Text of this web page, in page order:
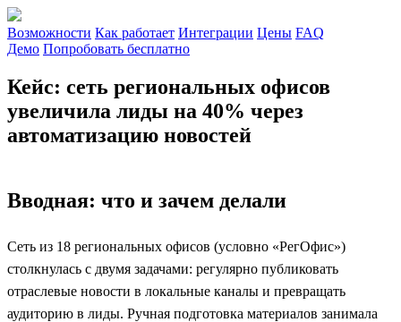
Возможности Как работает Интеграции Цены FAQ
Демо Попробовать бесплатно
Кейс: сеть региональных офисов
увеличила лиды на 40% через
автоматизацию новостей
Вводная: что и зачем делали
Сеть из 18 региональных офисов (условно «РегОфис»)
столкнулась с двумя задачами: регулярно публиковать
отраслевые новости в локальные каналы и превращать
аудиторию в лиды. Ручная подготовка материалов занимала